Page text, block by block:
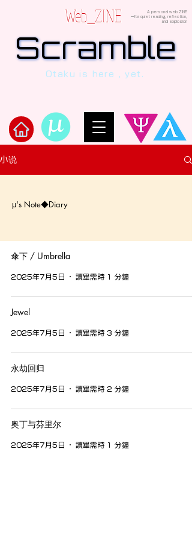
​Scramble
Web_ZINE
A personal web ZINE
ーfor quiet reading, reflection,
and explosion
Scramble
Scramble
human, written in verses beyond the
Otaku is here , yet.
小说
μ's Note◆Diary
傘下 / Umbrella
2025年7月5日 讀畢需時 1 分鐘
Jewel
2025年7月5日 讀畢需時 3 分鐘
永劫回归
2025年7月5日 讀畢需時 2 分鐘
奥丁与芬里尔
2025年7月5日 讀畢需時 1 分鐘